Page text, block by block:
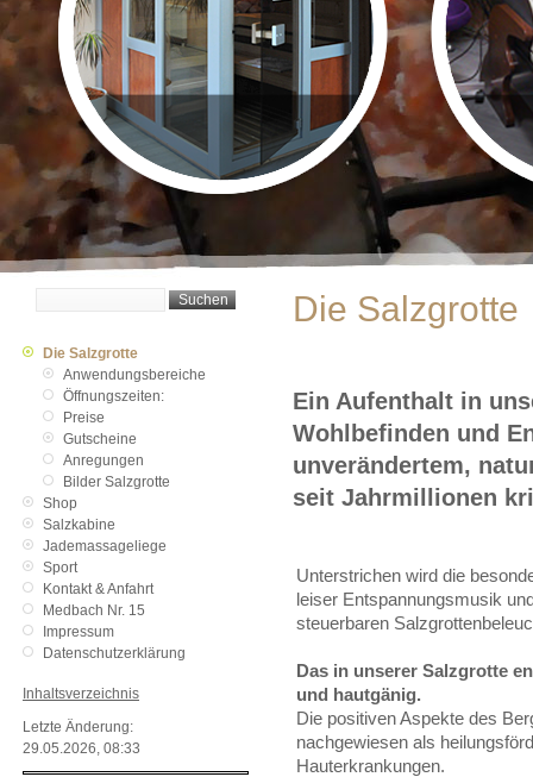
Die Salzgrotte
Anwendungsbereiche
Öffnungszeiten:
Preise
Gutscheine
Anregungen
Bilder Salzgrotte
Shop
Salzkabine
Jademassageliege
Sport
Kontakt & Anfahrt
Medbach Nr. 15
Impressum
Datenschutzerklärung
Inhaltsverzeichnis
Letzte Änderung:
29.05.2026, 08:33
Die Salzgrotte
Ein Aufenthalt in
Wohlbefinden und
unverändertem,
seit Jahrmillionen
Unterstrichen wird die
leiser Entspannungsmusik
steuerbaren
Das in unserer Salzgrotte
und hautgänig.
Die positiven Aspekte des
nachgewiesen als
Hauterkrankungen.